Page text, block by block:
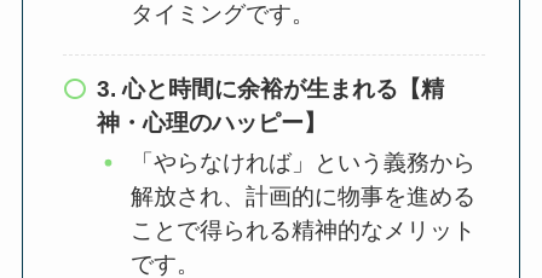
タイミングです。
3. 心と時間に余裕が生まれる【精
神・心理のハッピー】
「やらなければ」という義務から
解放され、計画的に物事を進める
ことで得られる精神的なメリット
です。